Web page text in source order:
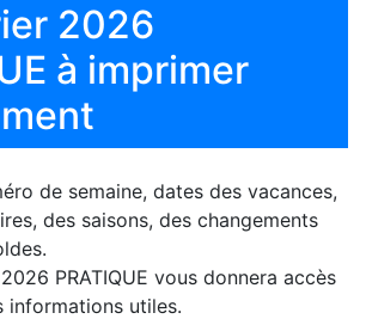
2026
à imprimer
de semaine, dates des vacances,
des saisons, des changements
PRATIQUE vous donnera accès
informations utiles.